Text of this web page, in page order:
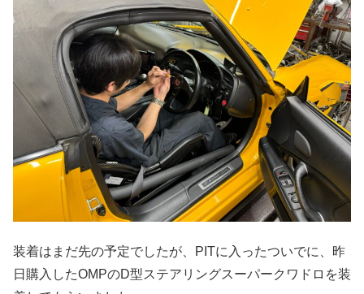
装着はまだ先の予定でしたが、PITに入ったついでに、昨
日購入したOMPのD型ステアリングスーパークワドロを装